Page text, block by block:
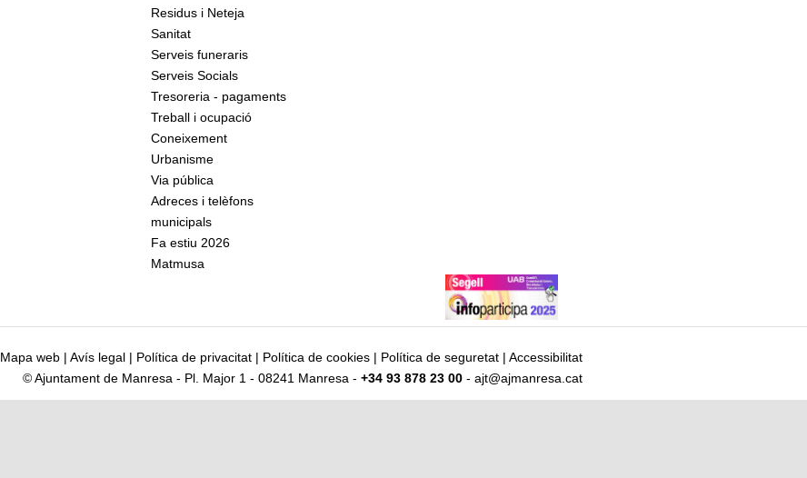
Residus i Neteja
Sanitat
Serveis funeraris
Serveis Socials
Tresoreria - pagaments
Treball i ocupació
Coneixement
Urbanisme
Via pública
Adreces i telèfons
municipals
Fa estiu 2026
Matmusa
Mapa web | Avís legal | Política de privacitat | Política de cookies | Política de seguretat | Accessibilitat
© Ajuntament de Manresa - Pl. Major 1 - 08241 Manresa - +34 93 878 23 00 - ajt@ajmanresa.cat